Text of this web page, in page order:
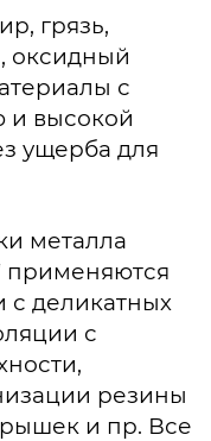
грязь,
оксидный
с
и высокой
ущерба для
металла
применяются
с деликатных
с
резины
и пр. Все